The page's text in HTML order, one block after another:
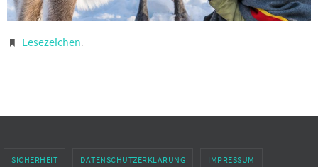
Lesezeichen.
SICHERHEIT DATENSCHUTZERKLÄRUNG IMPRESSUM